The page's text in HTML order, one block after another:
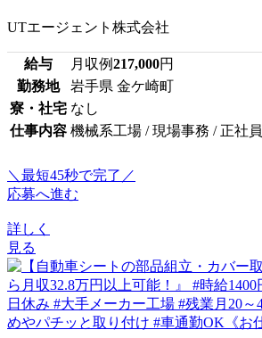
UTエージェント株式会社
給与 月収例217,000円
勤務地
岩手県 金ケ崎町
寮・社宅 なし
仕事内容 機械系工場 / 現場事務 / 正社員
＼最短45秒で完了／
応募へ進む
詳しく
見る